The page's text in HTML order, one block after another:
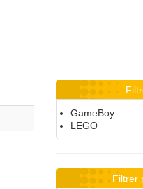
GameBoy
LEGO
Filtrer